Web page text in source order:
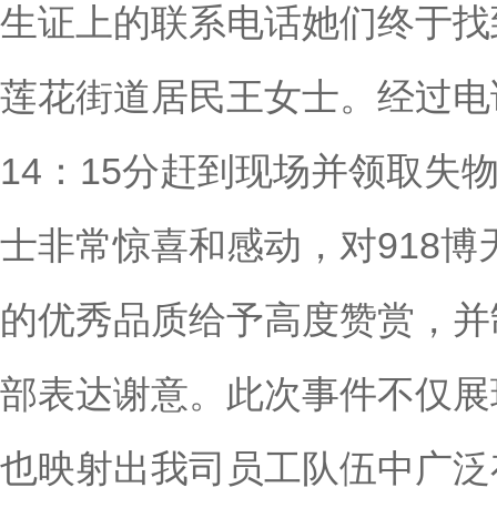
生证上的联系电话她们终于
莲花街道居民王女士。经过
14：15分赶到现场并领取失
士非常惊喜和感动，对918
的优秀品质给予高度赞赏，
部表达谢意。此次事件不仅
也映射出我司员工队伍中广